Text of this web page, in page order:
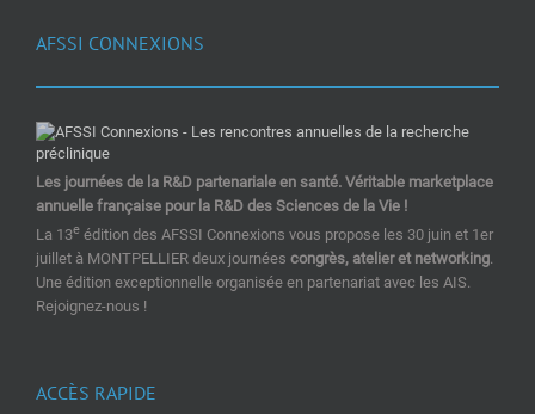
AFSSI CONNEXIONS
Les journées de la R&D partenariale en santé. Véritable marketplace
annuelle française pour la R&D des Sciences de la Vie !
La 13e édition des AFSSI Connexions vous propose les 30 juin et 1er
juillet à MONTPELLIER deux journées congrès, atelier et networking.
Une édition exceptionnelle organisée en partenariat avec les AIS.
Rejoignez-nous !
ACCÈS RAPIDE